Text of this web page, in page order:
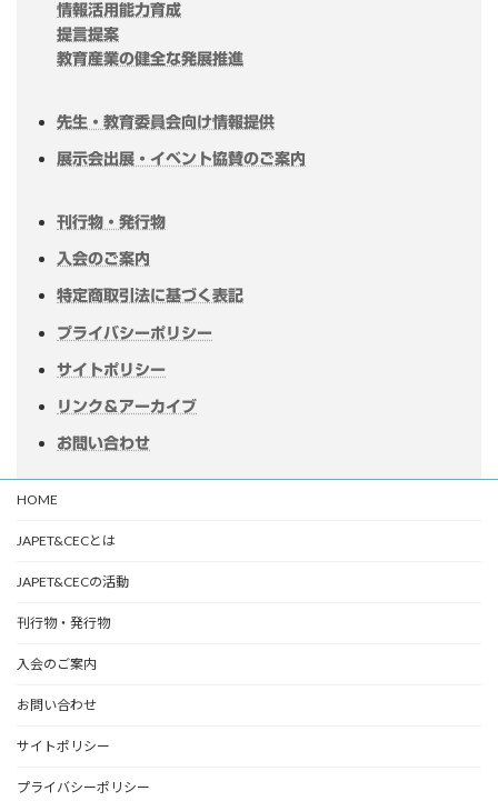
情報活用能力育成
提言提案
教育産業の健全な発展推進
先生・教育委員会向け情報提供
展示会出展・イベント協賛のご案内
刊行物・発行物
入会のご案内
特定商取引法に基づく表記
プライバシーポリシー
サイトポリシー
リンク＆アーカイブ
お問い合わせ
HOME
JAPET&CECとは
JAPET&CECの活動
刊行物・発行物
入会のご案内
お問い合わせ
サイトポリシー
プライバシーポリシー